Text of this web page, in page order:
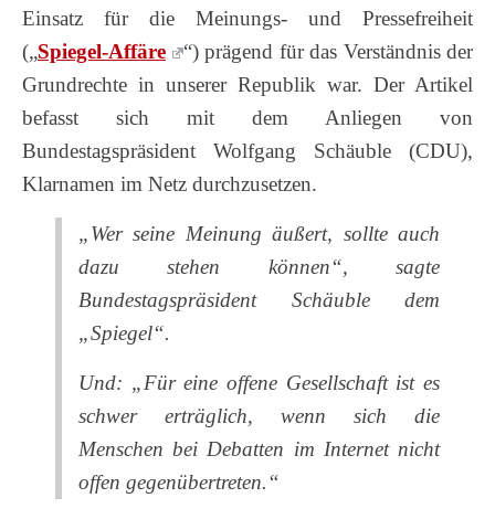
Einsatz für die Meinungs- und Pressefreiheit
(„Spiegel-Affäre
“) prägend für das Verständnis der
Grundrechte in unserer Republik war. Der Artikel
befasst sich mit dem Anliegen von
Bundestagspräsident Wolfgang Schäuble (CDU),
Klarnamen im Netz durchzusetzen.
„Wer seine Meinung äußert, sollte auch
dazu stehen können“, sagte
Bundestagspräsident Schäuble dem
„Spiegel“.
Und: „Für eine offene Gesellschaft ist es
schwer erträglich, wenn sich die
Menschen bei Debatten im Internet nicht
offen gegenübertreten.“